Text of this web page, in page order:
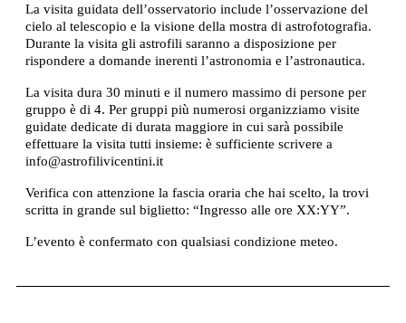
La visita guidata dell’osservatorio include l’osservazione del
cielo al telescopio e la visione della mostra di astrofotografia.
Durante la visita gli astrofili saranno a disposizione per
rispondere a domande inerenti l’astronomia e l’astronautica.
La visita dura 30 minuti e il numero massimo di persone per
gruppo è di 4. Per gruppi più numerosi organizziamo visite
guidate dedicate di durata maggiore in cui sarà possibile
effettuare la visita tutti insieme: è sufficiente scrivere a
info@astrofilivicentini.it
Verifica con attenzione la fascia oraria che hai scelto, la trovi
scritta in grande sul biglietto: “Ingresso alle ore XX:YY”.
L’evento è confermato con qualsiasi condizione meteo.